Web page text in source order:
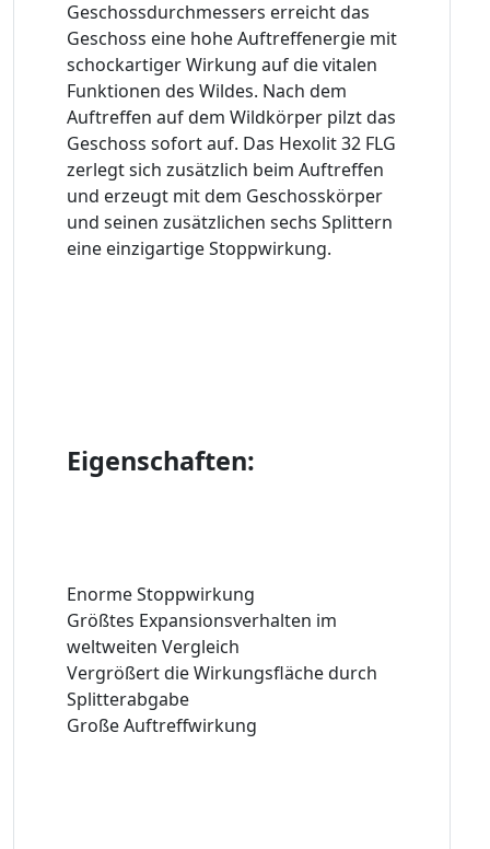
Geschossdurchmessers erreicht das
Geschoss eine hohe Auftreffenergie mit
schockartiger Wirkung auf die vitalen
Funktionen des Wildes. Nach dem
Auftreffen auf dem Wildkörper pilzt das
Geschoss sofort auf. Das Hexolit 32 FLG
zerlegt sich zusätzlich beim Auftreffen
und erzeugt mit dem Geschosskörper
und seinen zusätzlichen sechs Splittern
eine einzigartige Stoppwirkung.
Eigenschaften:
Enorme Stoppwirkung
Größtes Expansionsverhalten im
weltweiten Vergleich
Vergrößert die Wirkungsfläche durch
Splitterabgabe
Große Auftreffwirkung